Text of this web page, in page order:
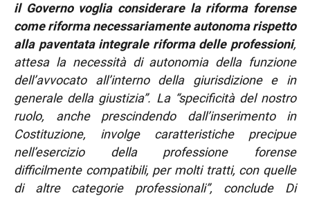
il Governo voglia considerare la riforma forense
come riforma necessariamente autonoma rispetto
alla paventata integrale riforma delle professioni,
attesa la necessità di autonomia della funzione
dell’avvocato all’interno della giurisdizione e in
generale della giustizia”. La “specificità del nostro
ruolo, anche prescindendo dall’inserimento in
Costituzione, involge caratteristiche precipue
nell’esercizio della professione forense
difficilmente compatibili, per molti tratti, con quelle
di altre categorie professionali”, conclude Di